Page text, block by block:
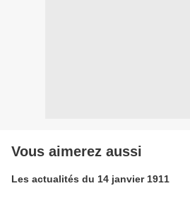
Vous aimerez aussi
Les actualités du 14 janvier 1911